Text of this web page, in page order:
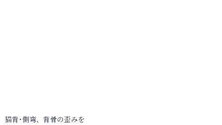
猫背･側弯、背骨の歪みを